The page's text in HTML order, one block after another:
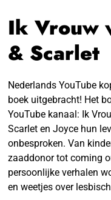
Ik Vrouw
& Scarlet
Nederlands YouTube
boek uitgebracht! Het
YouTube kanaal: Ik
Scarlet en Joyce hun
onbesproken. Van
zaaddonor tot coming
persoonlijke verhalen
en weetjes over